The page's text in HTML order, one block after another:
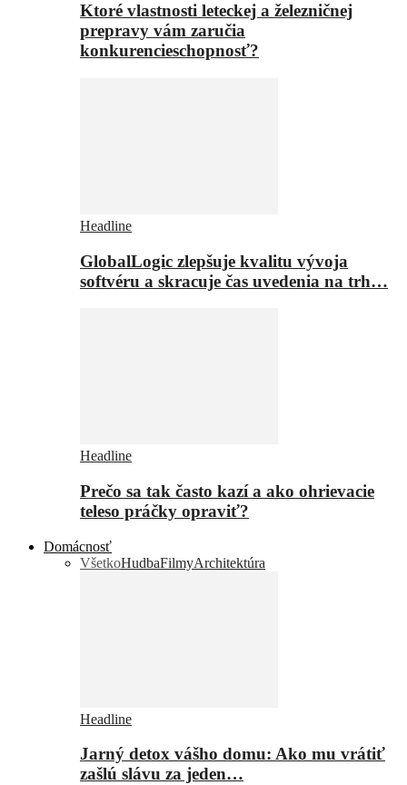
Ktoré vlastnosti leteckej a železničnej
prepravy vám zaručia
konkurencieschopnosť?
Headline
GlobalLogic zlepšuje kvalitu vývoja
softvéru a skracuje čas uvedenia na trh…
Headline
Prečo sa tak často kazí a ako ohrievacie
teleso práčky opraviť?
Domácnosť
VšetkoHudbaFilmyArchitektúra
Headline
Jarný detox vášho domu: Ako mu vrátiť
zašlú slávu za jeden…